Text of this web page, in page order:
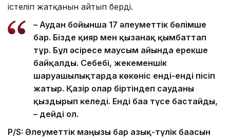
істеліп жатқанын айтып берді.
– Аудан бойынша 17 әлеуметтік бөлімше
бар. Бізде қияр мен қызанақ қымбаттап
тұр. Бұл әсіресе маусым айында ерекше
байқалды. Себебі, жекеменшік
шаруашылықтарда көкөніс енді-енді пісіп
жатыр. Қазір олар біртіндеп сауданы
қыздырып келеді. Енді баға түсе бастайды,
– дейді ол.
P/S: Әлеуметтік маңызы бар азық-түлік бағасын